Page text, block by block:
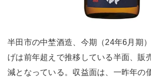
半田市の中埜酒造、今期（24年6月期
げは前年超えで推移している半面、販
減となっている。収益面は、一昨年の